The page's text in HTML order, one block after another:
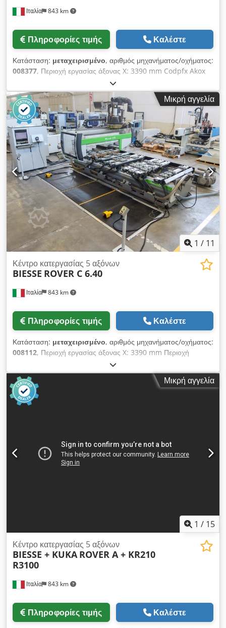
Ιταλία 843 km
Πληροφορίες τιμής Καλέστε
Κατάσταση: μεταχειρισμένο, αριθμός μηχανήματος/οχήματος:
008377, Περιοχή εργασίας άξονας X: 3390 mm Codpfx Akox
Swb Aowjrf Περιοχή εργασίας άξονας Y: 1570 mm Επίπεδο
εργασίας: Με βάσεις κονσόλας κενού Ισχύς κύριας ατράκτου:
13 kW Αριθμός ελεγχόμενων αξόνων: 4 άξονες Αριθμός
ατράκτων διάτρησης: 32 Αριθμός θέσεων εργαλείων: 10
Μικρή αγγελία
1 / 11
Ιταλία 843 km
Κέντρο κατεργασίας 5 αξόνων
BIESSE ROVER C 6.40
Πληροφορίες τιμής Καλέστε
Κατάσταση: μεταχειρισμένο, αριθμός μηχανήματος/οχήματος:
008112, Περιοχή εργασίας άξονας X: 3390 mm Περιοχή
εργασίας άξονας Y: 1535 mm Crodpfow Idgvjx Akwof
Επιφάνεια εργασίας: με κονσόλες στήριξης με κενό Ισχύς
κύριας ατράκτου: 15 kW Αριθμός ελεγχόμενων αξόνων: 5
άξονες Αριθμός ατράκτων γεώτρησης: 21 Αριθμός θέσεων
εργαλείων: 14
Μικρή αγγελία
1 / 15
Ιταλία 843 km
Κέντρο κατεργασίας 5 αξόνων
BIESSE + KUKA ROVER A + KR210
R3100
Πληροφορίες τιμής Καλέστε